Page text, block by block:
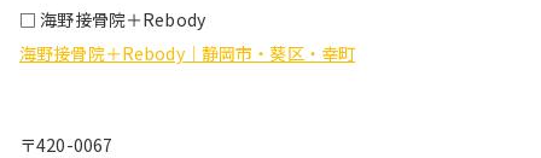
□ 海野接骨院＋Rebody
海野接骨院＋Rebody｜静岡市・葵区・幸町
〒420-0067